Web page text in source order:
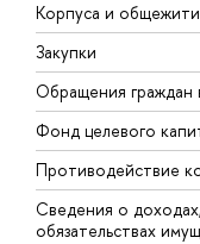
Корпуса и
Закупки
Обращения
Фонд целевого
Противодействие
Сведения о
обязательствах